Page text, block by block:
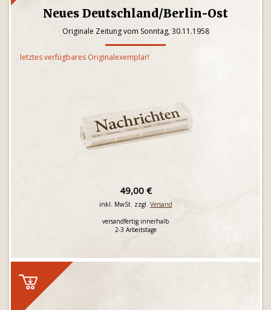
Neues Deutschland/Berlin-Ost
Originale Zeitung vom Sonntag, 30.11.1958
letztes verfügbares Originalexemplar!
49,00 €
inkl. MwSt. zzgl. Versand
versandfertig innerhalb
2-3 Arbeitstage